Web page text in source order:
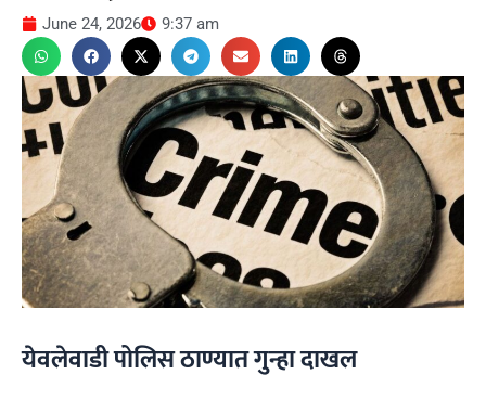
June 24, 2026 9:37 am
येवलेवाडी पोलिस ठाण्यात गुन्हा दाखल